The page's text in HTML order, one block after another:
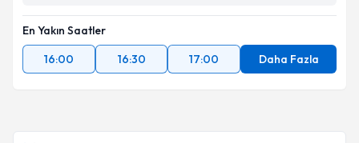
Takvim Talebini Gönder
En Yakın Saatler
16:00
16:30 17:00 Daha Fazla